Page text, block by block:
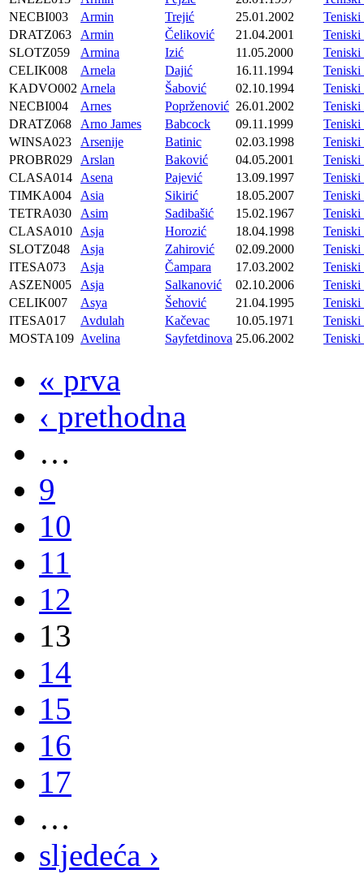
NECBI003
Armin Trejić 25.01.2002
DRATZ063
Armin Čeliković 21.04.2001
SLOTZ059
Armina Izić 11.05.2000
CELIK008
Arnela Dajić 16.11.1994
KADVO002 Arnela Šabović 02.10.1994
NECBI004
Arnes Poprženović 26.01.2002
DRATZ068
Arno James Babcock 09.11.1999
WINSA023
Arsenije Batinic 02.03.1998
PROBR029
Arslan Baković 04.05.2001
CLASA014
Asena Pajević 13.09.1997
TIMKA004
Asia Sikirić 18.05.2007
TETRA030
Asim Sadibašić 15.02.1967
CLASA010
Asja Horozić 18.04.1998
SLOTZ048
Asja Zahirović 02.09.2000
ITESA073
Asja Čampara 17.03.2002
ASZEN005
Asja Salkanović 02.10.2006
Teniski
CELIK007
Asya Šehović 21.04.1995
ITESA017
Avdulah Kačevac 10.05.1971
MOSTA109 Avelina Sayfetdinova 25.06.2002
« prva
‹ prethodna
…
9
10
11
12
13
14
15
16
17
…
sljedeća ›